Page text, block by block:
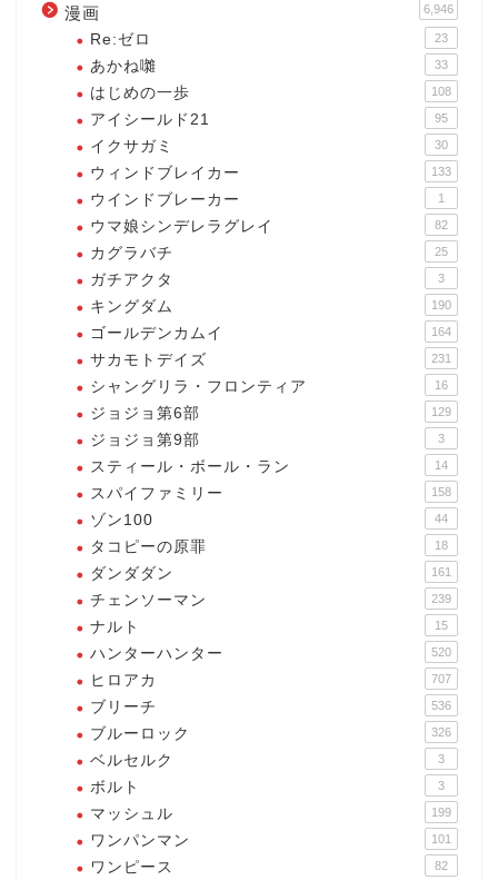
漫画 6,946
Re:ゼロ 23
あかね囃 33
はじめの一歩 108
アイシールド21 95
イクサガミ 30
ウィンドブレイカー 133
ウインドブレーカー 1
ウマ娘シンデレラグレイ 82
カグラバチ 25
ガチアクタ 3
キングダム 190
ゴールデンカムイ 164
サカモトデイズ 231
シャングリラ・フロンティア 16
ジョジョ第6部 129
ジョジョ第9部 3
スティール・ボール・ラン 14
スパイファミリー 158
ゾン100 44
タコピーの原罪 18
ダンダダン 161
チェンソーマン 239
ナルト 15
ハンターハンター 520
ヒロアカ 707
ブリーチ 536
ブルーロック 326
ベルセルク 3
ボルト 3
マッシュル 199
ワンパンマン 101
ワンピース 82